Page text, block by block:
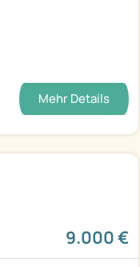
Mehr Details
9.000 €